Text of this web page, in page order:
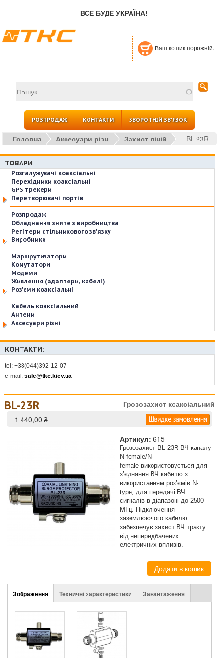
ВСЕ БУДЕ УКРАЇНА!
Ваш кошик порожній.
Пошукова форма
РОЗПРОДАЖ КОНТАКТИ ЗВОРОТНІЙ ЗВ'ЯЗОК
Головна Аксесуари різні Захист ліній BL-23R
ТОВАРИ
Розгалужувачі коаксіальні
Перехідники коаксіальні
GPS трекери
Перетворювачі портів
Розпродаж
Обладнання зняте з виробництва
Репітери стільникового зв'язку
Виробники
Маршрутизатори
Комутатори
Модеми
Живлення (адаптери, кабелі)
Роз'єми коаксіальні
Кабель коаксіальний
Антени
Аксесуари різні
КОНТАКТИ:
tel: +38(044)392-12-07
e-mail: sale@tkc.kiev.ua
BL-23R
Грозозахист коаксіальний
1 440,00 ₴
Артикул: 615
Грозозахист BL-23R ВЧ каналу
N-female/N-
female використовується для
з’єднання ВЧ кабелю з
використанням роз’ємів N-
type, для передачі ВЧ
сигналів в діапазоні до 2500
МГц. Підключення
заземлюючого кабелю
забезпечує захист ВЧ тракту
від непередбачених
електричних впливів.
Stuff
Зображення (активна
вкладка)
Техничні характеристики Завантаження